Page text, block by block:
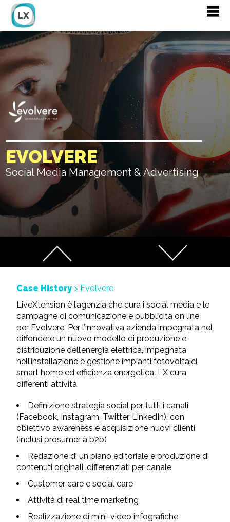
EVOLVERE
Social Media Management & Advertising
Case History > Evolvere
LiveXtension è l’agenzia che cura i social media e le
campagne di comunicazione e pubblicità on line
per Evolvere. Per l’innovativa azienda impegnata nel
diffondere un nuovo modello di produzione e
distribuzione dell’energia elettrica, impegnata
nell’installazione e gestione impianti fotovoltaici,
smart home ed efficienza energetica, LX cura
differenti attività.
Definizione strategia social per tutti i canali
(Facebook, Instagram, Twitter, LinkedIn), con
obiettivo awareness e acquisizione nuovi clienti
(inclusi prosumer à b2b)
Redazione di un piano editoriale e produzione di
contenuti originali, differenziati per canale
Customer care e social care
Attività di real time marketing
Realizzazione di mini-video infografiche